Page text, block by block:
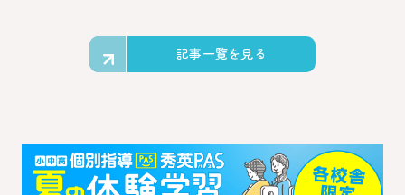
記事一覧を見る